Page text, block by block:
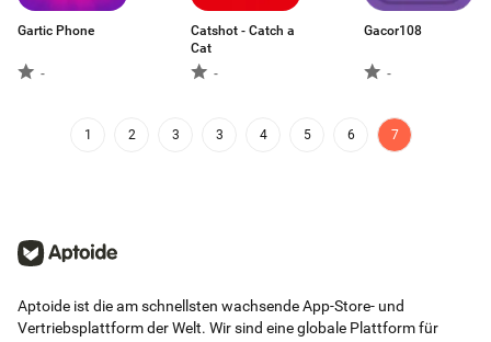
Gartic Phone
-
Catshot - Catch a
Cat
-
Gacor108
-
1 2 3 3 4 5 6 7
Aptoide ist die am schnellsten wachsende App-Store- und
Vertriebsplattform der Welt. Wir sind eine globale Plattform für